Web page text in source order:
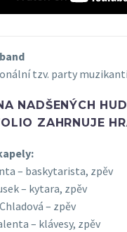
tzv. party
NADŠENÝCH
ZAHRNUJE
– baskytarista, zpěv
– kytara, zpěv
– zpěv
– klávesy, zpěv